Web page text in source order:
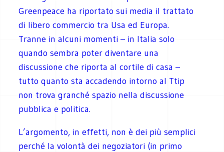
Greenpeace ha riportato sui media il trattato
di libero commercio tra Usa ed Europa.
Tranne in alcuni momenti – in Italia solo
quando sembra poter diventare una
discussione che riporta al cortile di casa –
tutto quanto sta accadendo intorno al Ttip
non trova granché spazio nella discussione
pubblica e politica.
L’argomento, in effetti, non è dei più semplici
perché la volontà dei negoziatori (in primo